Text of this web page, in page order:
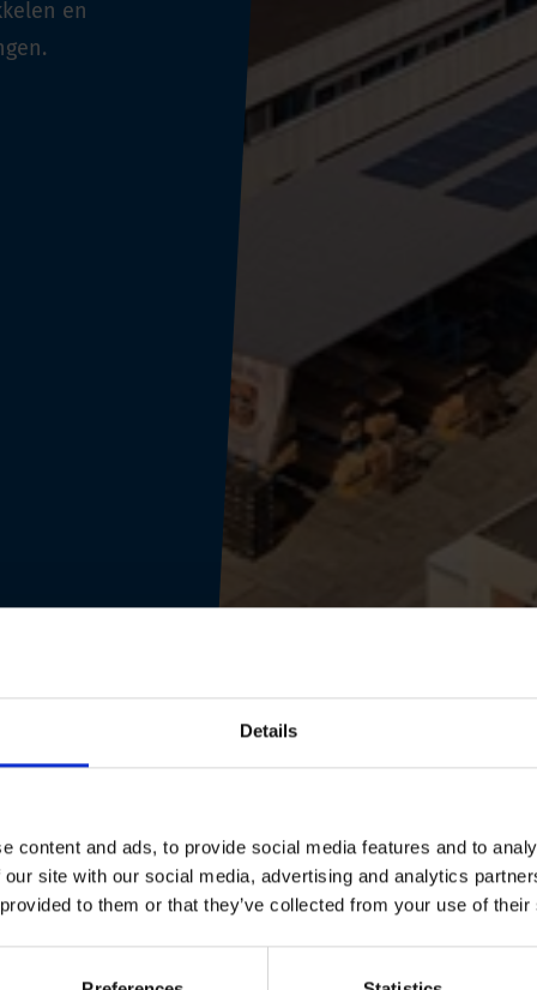
Details
content and ads, to provide social media features and to
site with our social media, advertising and analytics
to them or that they’ve collected from your use of
en